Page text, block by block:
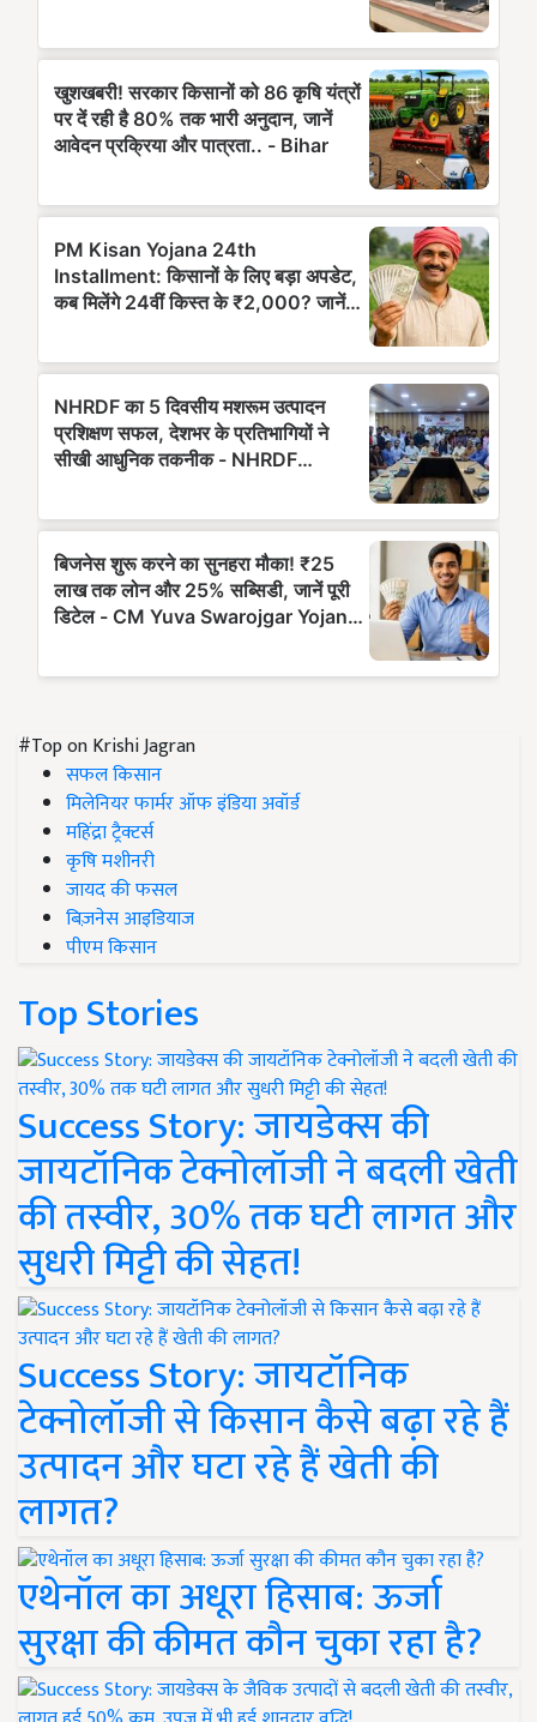
#Top on Krishi Jagran
सफल किसान
मिलेनियर फार्मर ऑफ इंडिया अवॉर्ड
महिंद्रा ट्रैक्टर्स
कृषि मशीनरी
जायद की फसल
बिज़नेस आइडियाज
पीएम किसान
Top Stories
Success Story: जायडेक्स की
जायटॉनिक टेक्नोलॉजी ने बदली खेती
की तस्वीर, 30% तक घटी लागत और
सुधरी मिट्टी की सेहत!
Success Story: जायटॉनिक
टेक्नोलॉजी से किसान कैसे बढ़ा रहे हैं
उत्पादन और घटा रहे हैं खेती की
लागत?
एथेनॉल का अधूरा हिसाब: ऊर्जा
सुरक्षा की कीमत कौन चुका रहा है?